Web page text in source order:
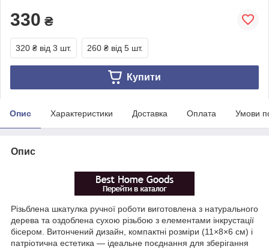
330 ₴
320 ₴ від 3 шт. 260 ₴ від 5 шт.
Купити
Опис Характеристики Доставка Оплата Умови
Опис
Різьблена шкатулка ручної роботи виготовлена з натурального
дерева та оздоблена сухою різьбою з елементами інкрустації
бісером. Витончений дизайн, компактні розміри (11×8×6 см) і
патріотична естетика — ідеальне поєднання для зберігання